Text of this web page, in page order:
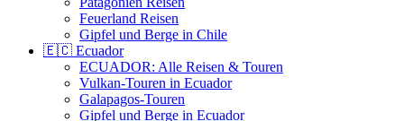
Feuerland Reisen
Gipfel und Berge in Chile
🇪🇨 Ecuador
ECUADOR: Alle Reisen & Touren
Vulkan-Touren in Ecuador
Galapagos-Touren
Gipfel und Berge in Ecuador